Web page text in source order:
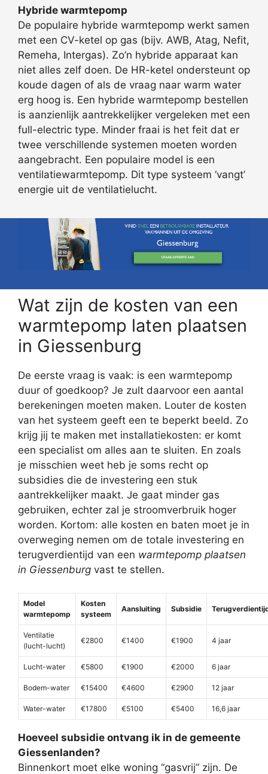
Hybride warmtepomp
De populaire hybride warmtepomp werkt samen
met een CV-ketel op gas (bijv. AWB, Atag, Nefit,
Remeha, Intergas). Zo’n hybride apparaat kan
niet alles zelf doen. De HR-ketel ondersteunt op
koude dagen of als de vraag naar warm water
erg hoog is. Een hybride warmtepomp bestellen
is aanzienlijk aantrekkelijker vergeleken met een
full-electric type. Minder fraai is het feit dat er
twee verschillende systemen moeten worden
aangebracht. Een populaire model is een
ventilatiewarmtepomp. Dit type systeem ‘vangt’
energie uit de ventilatielucht.
Wat zijn de kosten van een
warmtepomp laten plaatsen
in Giessenburg
De eerste vraag is vaak: is een warmtepomp
duur of goedkoop? Je zult daarvoor een aantal
berekeningen moeten maken. Louter de kosten
van het systeem geeft een te beperkt beeld. Zo
krijg jij te maken met installatiekosten: er komt
een specialist om alles aan te sluiten. En zoals
je misschien weet heb je soms recht op
subsidies die de investering een stuk
aantrekkelijker maakt. Je gaat minder gas
gebruiken, echter zal je stroomverbruik hoger
worden. Kortom: alle kosten en baten moet je in
overweging nemen om de totale investering en
terugverdientijd van een warmtepomp plaatsen
in Giessenburg vast te stellen.
Model
warmtepomp
Kosten
systeem
Aansluiting Subsidie
Ventilatie
(lucht-lucht)
€2800 €1400 €1900 4 jaar
Lucht-water €5800 €1900 €2000 6 jaar
Bodem-water €15400 €4600 €2900 12 jaar
Water-water €17800 €5100 €5400 16,6 jaar
Hoeveel subsidie ontvang ik in de gemeente
Giessenlanden?
Binnenkort moet elke woning “gasvrij” zijn. De